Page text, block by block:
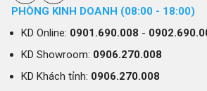
PHÒNG KINH DOANH (08:00 - 18:00)
KD Online: 0901.690.008 -
KD Showroom: 0906.270.008
KD Khách tỉnh: 0906.270.008